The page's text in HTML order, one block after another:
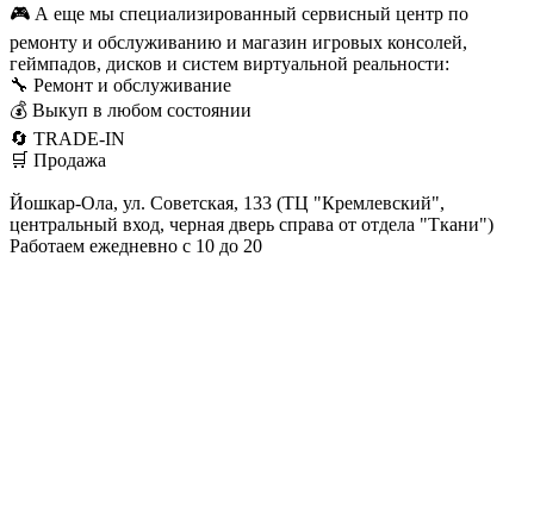
🎮 А еще мы специализированный сервисный центр по
ремонту и обслуживанию и магазин игровых консолей,
геймпадов, дисков и систем виртуальной реальности:
🔧 Ремонт и обслуживание
💰 Выкуп в любом состоянии
🔄 TRADE-IN
🛒 Продажа
Йошкар-Ола, ул. Советская, 133 (ТЦ "Кремлевский",
центральный вход, черная дверь справа от отдела "Ткани")
Работаем ежедневно с 10 до 20